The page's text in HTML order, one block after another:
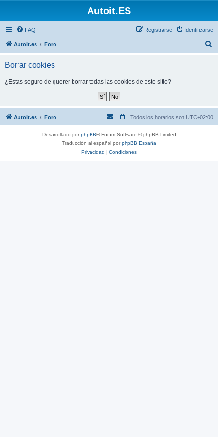
Autoit.ES
FAQ Identificarse
Registrarse
Autoit.es Foro
Borrar cookies
¿Estás seguro de querer borrar todas las cookies de este sitio?
Autoit.es Foro Todos los horarios son UTC+02:00
Desarrollado porphpBB® Forum Software © phpBB Limited
Traducción al español porphpBB España
Privacidad | Condiciones